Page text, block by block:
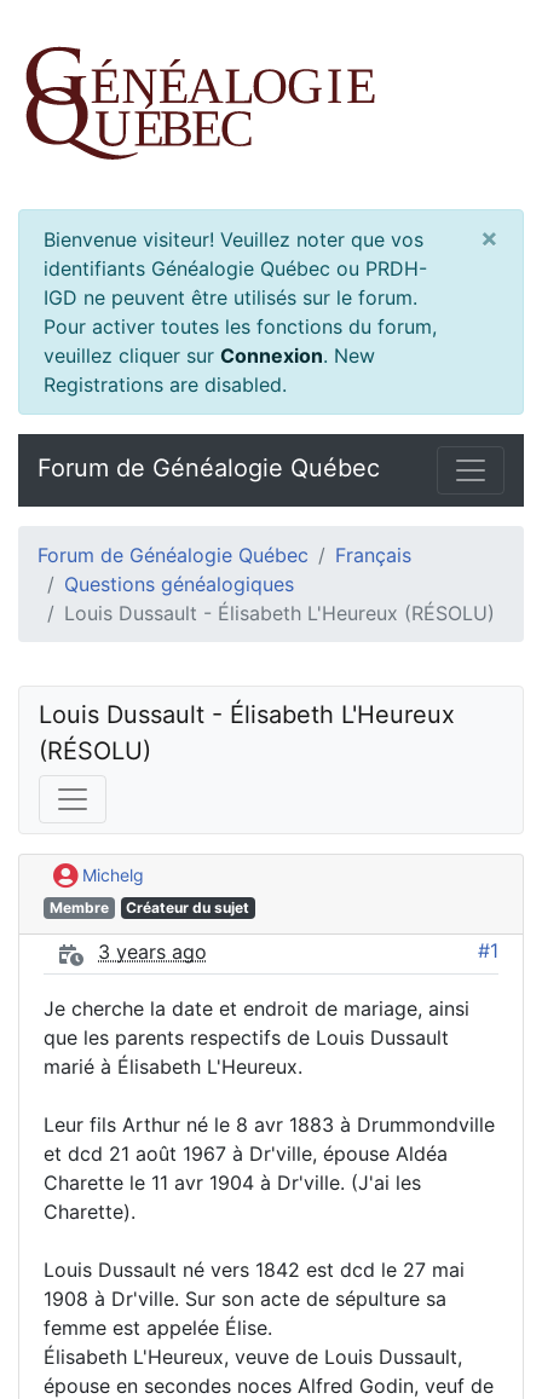
Bienvenue visiteur! Veuillez noter que vos
identifiants Généalogie Québec ou PRDH-
IGD ne peuvent être utilisés sur le forum.
Pour activer toutes les fonctions du forum,
veuillez cliquer sur Connexion. New
Registrations are disabled.
×
Forum de Généalogie Québec
Forum de Généalogie Québec
Français
Questions généalogiques
Louis Dussault - Élisabeth L'Heureux (RÉSOLU)
Louis Dussault - Élisabeth L'Heureux
(RÉSOLU)
Michelg
Membre Créateur du sujet
3 years ago #1
Je cherche la date et endroit de mariage, ainsi
que les parents respectifs de Louis Dussault
marié à Élisabeth L'Heureux.
Leur fils Arthur né le 8 avr 1883 à Drummondville
et dcd 21 août 1967 à Dr'ville, épouse Aldéa
Charette le 11 avr 1904 à Dr'ville. (J'ai les
Charette).
Louis Dussault né vers 1842 est dcd le 27 mai
1908 à Dr'ville. Sur son acte de sépulture sa
femme est appelée Élise.
Élisabeth L'Heureux, veuve de Louis Dussault,
épouse en secondes noces Alfred Godin, veuf de